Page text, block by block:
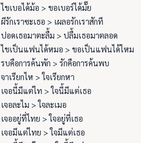
ไขเบอได้ม้อ > ขอเบอร์ได้มั๊ย
ผีรักเราซะเธอ > เผลอรักเราสักที
ปอดเธอมาตะลื้ม > ปลื้มเธอมาตลอด
ไขเป็นแฟนได้หมอ > ขอเป็นแฟนได้ไหม
รบคือการค้นพัก > รักคือการค้นพบ
จาเรียกไห > ใจเรียกหา
เจอนี้มีแต่ไท > ใจนี้มีแต่เธอ
เจอละไม > ใจละเมอ
เจออยู่ที่ไทย > ใจอยู่ที่เธอ
เจอมีแต่ไทย > ใจมีแต่เธอ